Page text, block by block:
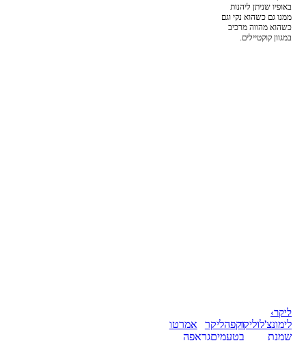
באופיו שניתן ליהנות
ממנו גם כשהוא נקי וגם
כשהוא מהווה מרכיב
במגוון קוקטיילים.
ליקר›
לימונצ'לוליקר
שמנת
וקפהליקר
בטעמיםגראפה
אמרטו